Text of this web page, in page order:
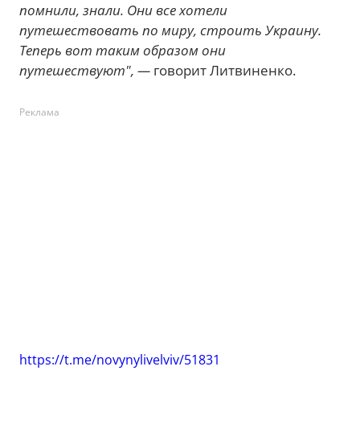
помнили, знали. Они все хотели
путешествовать по миру, строить Украину.
Теперь вот таким образом они
путешествуют", — говорит Литвиненко.
Реклама
https://t.me/novynylivelviv/51831